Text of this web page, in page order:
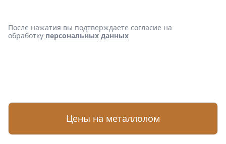
После нажатия вы подтверждаете согласие на
обработку персональных данных
Цены на металлолом